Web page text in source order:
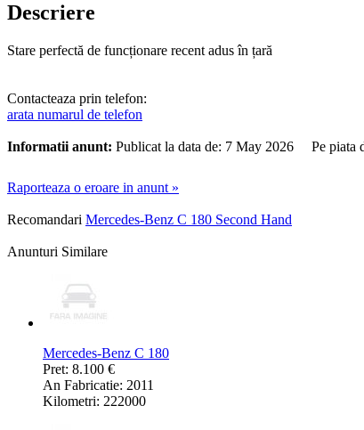
Descriere
Stare perfectă de funcționare recent adus în țară
Contacteaza prin telefon:
arata numarul de telefon
Informatii anunt: Publicat la data de: 7 May 2026 Pe
Raporteaza o eroare in anunt »
Recomandari Mercedes-Benz C 180 Second Hand
Anunturi Similare
Mercedes-Benz C 180
Pret: 8.100 €
An Fabricatie: 2011
Kilometri: 222000